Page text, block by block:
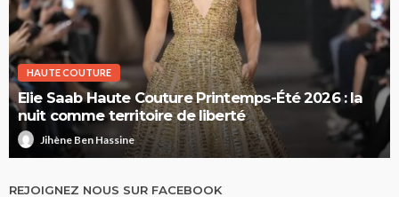
HAUTE COUTURE
Elie Saab Haute Couture Printemps-Été 2026 : la
nuit comme territoire de liberté
Jihène Ben Hassine
REJOIGNEZ NOUS SUR FACEBOOK